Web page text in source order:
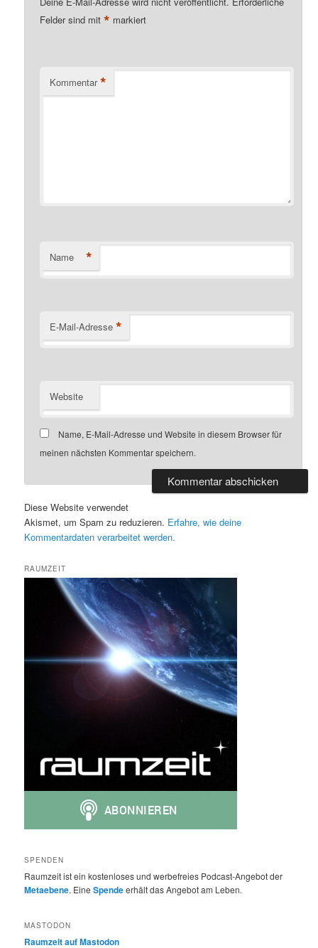
Felder sind mit* markiert
Kommentar *
Name *
E-Mail-Adresse *
Website
Name, E-Mail-Adresse und Website in diesem Browser für
meinen nächsten Kommentar speichern.
Diese Website verwendet
Akismet, um Spam zu reduzieren. Erfahre, wie deine
Kommentardaten verarbeitet werden.
RAUMZEIT
SPENDEN
Raumzeit ist ein kostenloses und werbefreies Podcast-Angebot der
Metaebene. EineSpendeerhält das Angebot am Leben.
MASTODON
Raumzeit auf Mastodon